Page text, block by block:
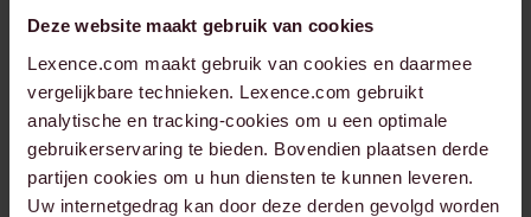
Deze website maakt gebruik van cookies
Lexence.com maakt gebruik van cookies en daarmee
vergelijkbare technieken. Lexence.com gebruikt
analytische en tracking-cookies om u een optimale
gebruikerservaring te bieden. Bovendien plaatsen derde
partijen cookies om u hun diensten te kunnen leveren.
Uw internetgedrag kan door deze derden gevolgd worden
bestuurdersaansprakelijkheidsverzekeraar in
verzekeringsdekking;
procederen tegen een
bestuurdersaansprakelijkheidsverzekeraar in
verband met een geschil over de
verzekeringsdekking; en